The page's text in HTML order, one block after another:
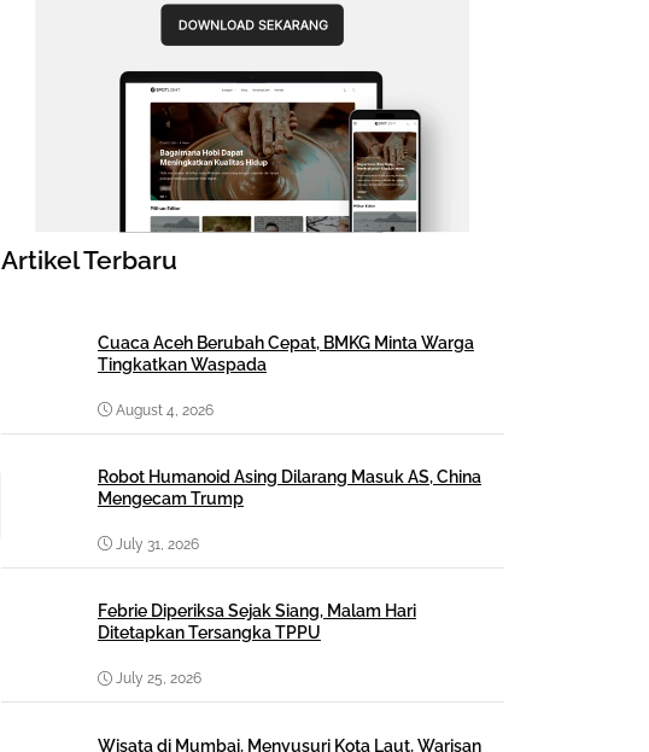
Artikel Terbaru
Cuaca Aceh Berubah Cepat, BMKG Minta Warga
Tingkatkan Waspada
August 4, 2026
Robot Humanoid Asing Dilarang Masuk AS, China
Mengecam Trump
July 31, 2026
Febrie Diperiksa Sejak Siang, Malam Hari
Ditetapkan Tersangka TPPU
July 25, 2026
Wisata di Mumbai, Menyusuri Kota Laut, Warisan